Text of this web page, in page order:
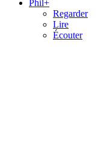
Phil+
Regarder
Lire
Écouter